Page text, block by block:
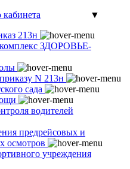
▼
213н
ЗДОРОВЬЕ-
N 213н
сада
водителей
предрейсовых и
осмотров
учреждения